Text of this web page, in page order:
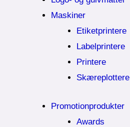
Maskiner
Etiketprintere
Labelprintere
Printere
Skæreplottere
Promotionprodukter
Awards